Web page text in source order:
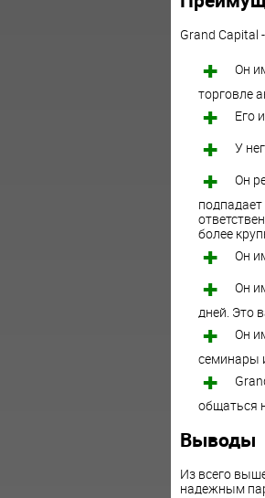
Grand Capital
Он
торговле
Его
У
Он
более
Он
Он
дней. Это
Он
семинары
общаться
Выводы
Из всего
надежным